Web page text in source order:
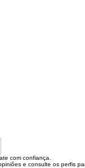
com confiança.
e consulte os perfis